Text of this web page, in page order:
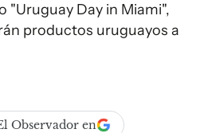
"Uruguay Day in Miami",
productos uruguayos a
Observador en